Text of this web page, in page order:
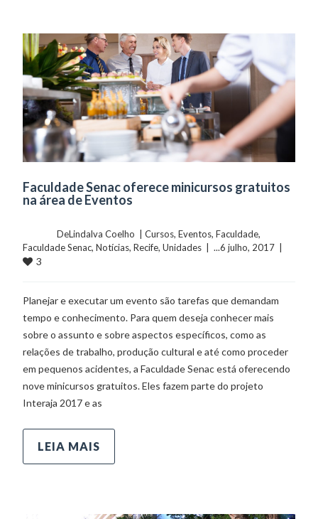
Faculdade Senac oferece minicursos gratuitos
na área de Eventos
	    	DeLindalva Coelho  |
Cursos, Eventos, Faculdade
Faculdade Senac, Notícias, Recife, Unidades
3
Planejar e executar um evento são tarefas que demandam
tempo e conhecimento. Para quem deseja conhecer mais
sobre o assunto e sobre aspectos específicos, como as
relações de trabalho, produção cultural e até como proceder
em pequenos acidentes, a Faculdade Senac está oferecendo
nove minicursos gratuitos. Eles fazem parte do projeto
Interaja 2017 e as
LEIA MAIS